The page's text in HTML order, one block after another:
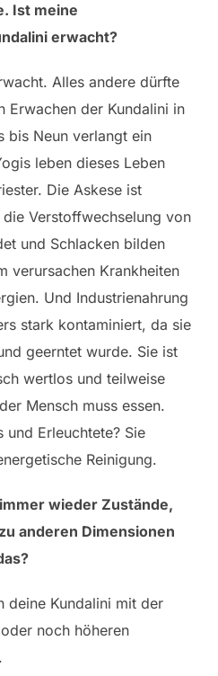
Ist meine
erwacht?
Alles andere dürfte
Erwachen der Kundalini in
bis Neun verlangt ein
leben dieses Leben
Die Askese ist
Verstoffwechselung von
und Schlacken bilden
verursachen Krankheiten
Und Industrienahrung
stark kontaminiert, da sie
geerntet wurde. Sie ist
wertlos und teilweise
Mensch muss essen.
und Erleuchtete? Sie
Reinigung.
wieder Zustände,
anderen Dimensionen
deine Kundalini mit der
noch höheren